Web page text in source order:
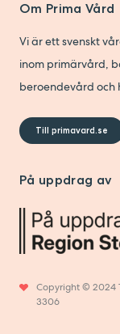
Om Prima Vård
Vi är ett svenskt
inom primärvård,
beroendevård och
Till primavard.se
På uppdrag av
Copyright © 2024
3306